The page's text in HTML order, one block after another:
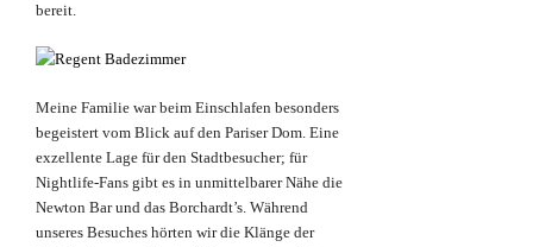
bereit.
Meine Familie war beim Einschlafen besonders
begeistert vom Blick auf den Pariser Dom. Eine
exzellente Lage für den Stadtbesucher; für
Nightlife-Fans gibt es in unmittelbarer Nähe die
Newton Bar und das Borchardt’s. Während
unseres Besuches hörten wir die Klänge der